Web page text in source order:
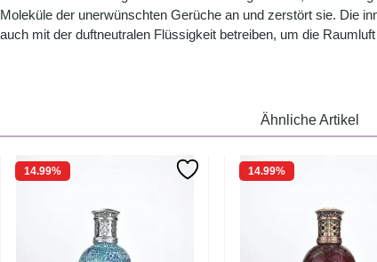
Moleküle der unerwünschten Gerüche an und zerstört sie. Die
auch mit der duftneutralen Flüssigkeit betreiben, um die
Ähnliche Artikel
14.99% 14.99%